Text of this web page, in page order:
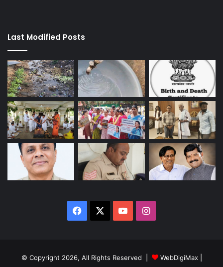
Last Modified Posts
Facebook YouTubeInstagram
© Copyright 2026, All Rights Reserved | WebDigiMax|